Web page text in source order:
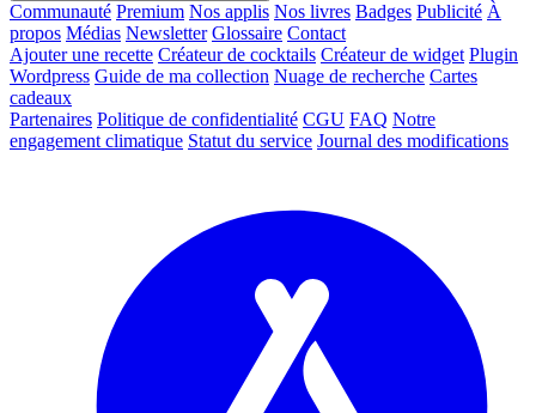
Communauté Premium Nos applis Nos livres Badges Publicité À
propos Médias Newsletter Glossaire Contact
Ajouter une recette Créateur de cocktails Créateur de widget Plugin
Wordpress Guide de ma collection Nuage de recherche Cartes
cadeaux
Partenaires Politique de confidentialité CGU FAQ Notre
engagement climatique Statut du service Journal des modifications